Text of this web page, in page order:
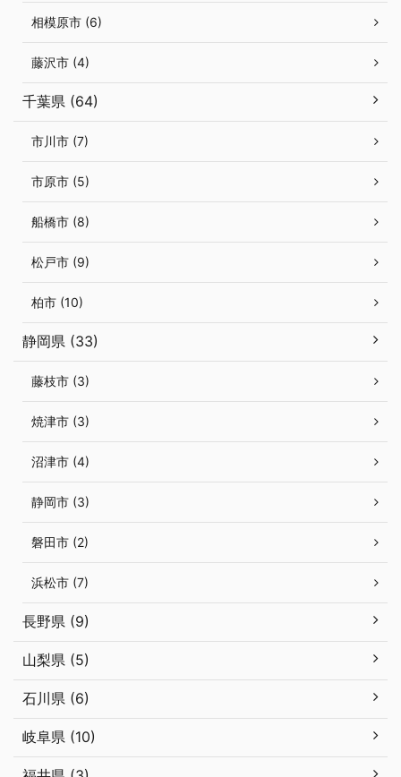
相模原市 (6)
藤沢市 (4)
千葉県 (64)
市川市 (7)
市原市 (5)
船橋市 (8)
松戸市 (9)
柏市 (10)
静岡県 (33)
藤枝市 (3)
焼津市 (3)
沼津市 (4)
静岡市 (3)
磐田市 (2)
浜松市 (7)
長野県 (9)
山梨県 (5)
石川県 (6)
岐阜県 (10)